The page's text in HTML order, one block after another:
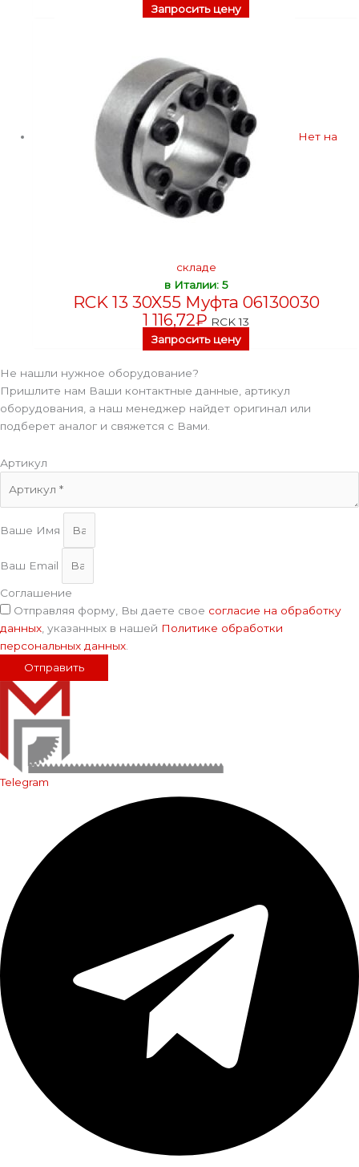
Запросить цену
Нет на
складе
в Италии: 5
RCK 13 30X55 Муфта 06130030
1 116,72₽ RCK 13
Запросить цену
Не нашли нужное оборудование?
Пришлите нам Ваши контактные данные, артикул
оборудования, а наш менеджер найдет оригинал или
подберет аналог и свяжется с Вами.
Артикул
Ваше Имя
Ваш Email
Соглашение
Отправляя форму, Вы даете свое согласие на обработку
данных , указанных в нашей Политике обработки
персональных данных
Отправить
Telegram